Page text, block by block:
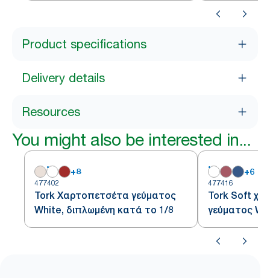
Product specifications
Delivery details
Resources
You might also be interested in...
+8
477402
Tork Χαρτοπετσέτα γεύματος
White, διπλωμένη κατά το 1/8
+6
477416
Tork Soft
γεύματος
κατά το 1/8